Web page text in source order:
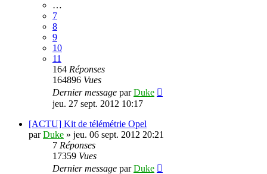
…
7
8
9
10
11
164 Réponses
164896 Vues
Dernier message parDuke
jeu. 27 sept. 2012 10:17
[ACTU] Kit de télémétrie Opel
parDuke » jeu. 06 sept. 2012 20:21
7 Réponses
17359 Vues
Dernier message parDuke